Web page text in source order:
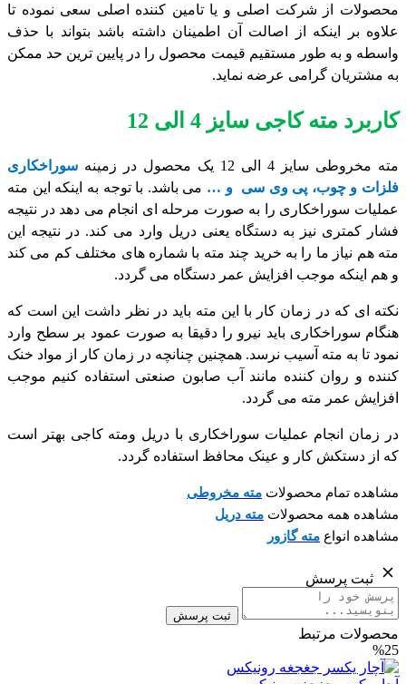
محصولات از شرکت اصلی و یا تامین کننده اصلی سعی نموده تا
علاوه بر اینکه از اصالت آن اطمینان داشته باشد بتواند با حذف
واسطه و به طور مستقیم قیمت محصول را در پایین ترین حد ممکن
به مشتریان گرامی عرضه نماید.
کاربرد مته کاجی سایز 4 الی 12
مته مخروطی سایز 4 الی 12 یک محصول در زمینه
سوراخکاری
فلزات و چوب، پی وی سی
و … می باشد. با توجه به اینکه این مته
عملیات سوراخکاری را به صورت مرحله ای انجام می دهد در نتیجه
فشار کمتری نیز به دستگاه یعنی دریل وارد می کند. در نتیجه این
مته هم نیاز ما را به خرید چند مته با شماره های مختلف کم می کند
و هم اینکه موجب افزایش عمر دستگاه می گردد.
نکته ای که در زمان کار با این مته باید در نظر داشت این است که
هنگام سوراخکاری باید نیرو را دقیقا به صورت عمود بر سطح وارد
نمود تا به مته آسیب نرسد. همچنین چنانچه در زمان کار از مواد خنک
کننده و روان کننده مانند آب صابون صنعتی استفاده کنیم موجب
افزایش عمر مته می گردد.
در زمان انجام عملیات سوراخکاری با دریل ومته کاجی بهتر است
که از دستکش کار و عینک محافظ استفاده گردد.
مشاهده تمام محصولات مته مخروطی
مشاهده همه محصولات مته دریل
مشاهده انواع مته گازور
ثبت پرسش
ثبت پرسش
محصولات مرتبط
%25